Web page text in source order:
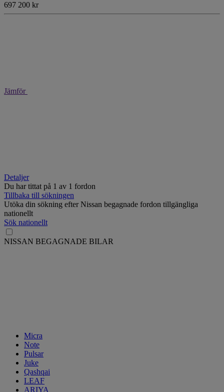
697 200 kr
Jämför
Detaljer
Du har tittat på 1 av 1 fordon
Tillbaka till sökningen
Utöka din sökning efter Nissan begagnade fordon tillgängliga
nationellt
Sök nationellt
NISSAN BEGAGNADE BILAR
Micra
Note
Pulsar
Juke
Qashqai
LEAF
ARIYA